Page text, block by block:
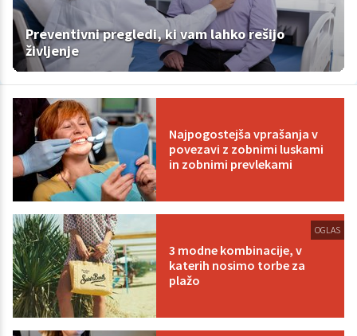
Preventivni pregledi, ki vam lahko rešijo
življenje
Najpogostejša vprašanja v
povezavi z zobnimi luskami
in zobnimi prevlekami
OGLAS
3 modne kombinacije, v
katerih nosimo torbe za
plažo